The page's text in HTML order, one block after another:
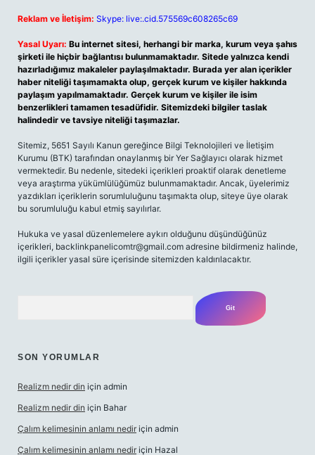
Reklam ve İletişim: Skype: live:.cid.575569c608265c69
Yasal Uyarı: Bu internet sitesi, herhangi bir marka, kurum veya şahıs
şirketi ile hiçbir bağlantısı bulunmamaktadır. Sitede yalnızca kendi
hazırladığımız makaleler paylaşılmaktadır. Burada yer alan içerikler
haber niteliği taşımamakta olup, gerçek kurum ve kişiler hakkında
paylaşım yapılmamaktadır. Gerçek kurum ve kişiler ile isim
benzerlikleri tamamen tesadüfidir. Sitemizdeki bilgiler taslak
halindedir ve tavsiye niteliği taşımazlar.
Sitemiz, 5651 Sayılı Kanun gereğince Bilgi Teknolojileri ve İletişim
Kurumu (BTK) tarafından onaylanmış bir Yer Sağlayıcı olarak hizmet
vermektedir. Bu nedenle, sitedeki içerikleri proaktif olarak denetleme
veya araştırma yükümlülüğümüz bulunmamaktadır. Ancak, üyelerimiz
yazdıkları içeriklerin sorumluluğunu taşımakta olup, siteye üye olarak
bu sorumluluğu kabul etmiş sayılırlar.
Hukuka ve yasal düzenlemelere aykırı olduğunu düşündüğünüz
içerikleri, backlinkpanelicomtr@gmail.com adresine bildirmeniz halinde,
ilgili içerikler yasal süre içerisinde sitemizden kaldırılacaktır.
SON YORUMLAR
Realizm nedir din için admin
Realizm nedir din için Bahar
Çalım kelimesinin anlamı nedir için admin
Çalım kelimesinin anlamı nedir için Hazal